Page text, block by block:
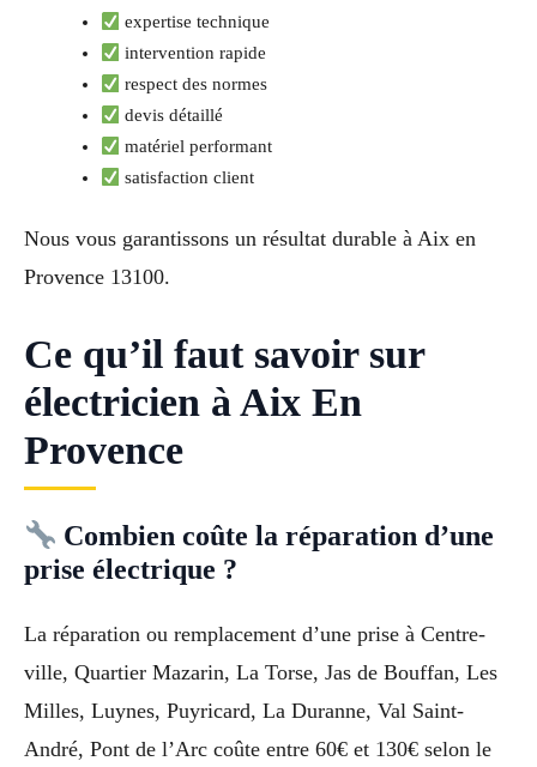
expertise technique
intervention rapide
respect des normes
devis détaillé
matériel performant
satisfaction client
Nous vous garantissons un résultat durable à Aix en
Provence 13100.
Ce qu’il faut savoir sur
électricien à Aix En
Provence
Combien coûte la réparation d’une
prise électrique ?
La réparation ou remplacement d’une prise à Centre-
ville, Quartier Mazarin, La Torse, Jas de Bouffan, Les
Milles, Luynes, Puyricard, La Duranne, Val Saint-
André, Pont de l’Arc coûte entre 60€ et 130€ selon le